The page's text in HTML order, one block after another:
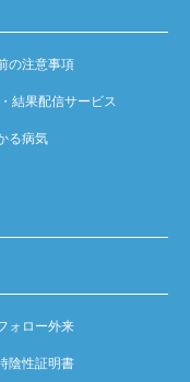
の注意事項
結果配信サービス
る病気
ォロー外来
陰性証明書